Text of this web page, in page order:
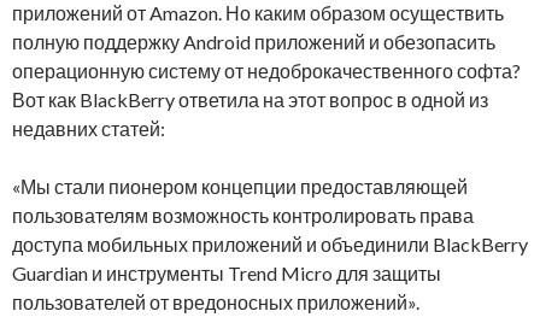
приложений от Amazon. Но каким образом осуществить
полную поддержку Android приложений и обезопасить
операционную систему от недоброкачественного софта?
Вот как BlackBerry ответила на этот вопрос в одной из
недавних статей:
«Мы стали пионером концепции предоставляющей
пользователям возможность контролировать права
доступа мобильных приложений и объединили BlackBerry
Guardian и инструменты Trend Micro для защиты
пользователей от вредоносных приложений».